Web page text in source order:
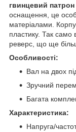
гвинцевий патрон
оснащення, це
матеріалами.
пластику. Так само
реверс, що ще
Особливості:
Вал на двох
Зручний
Багата
Характеристика:
Напруга/